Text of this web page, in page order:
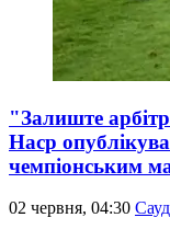
"Залиште
Наср
чемпіонським
02 червня, 04:30